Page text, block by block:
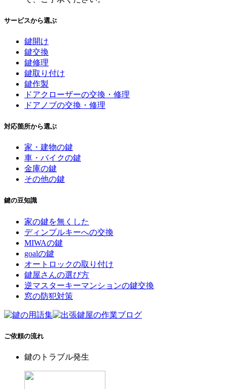
サービスから選ぶ
鍵開け
鍵交換
鍵修理
鍵取り付け
鍵作製
ドアクローザーの交換・修理
ドアノブの交換・修理
対応箇所から選ぶ
家・建物の鍵
車・バイクの鍵
金庫の鍵
その他の鍵
鍵の豆知識
家の鍵を無くした
ディンプルキーへの交換
MIWAの鍵
goalの鍵
オートロックの取り付け
鍵屋さんの選び方
逆マスターキーマンションの鍵交換
窓の防犯対策
ご依頼の流れ
鍵のトラブル発生